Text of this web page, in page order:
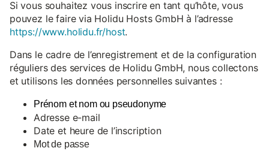
Si vous souhaitez vous inscrire en tant qu’hôte, vous
pouvez le faire via Holidu Hosts GmbH à l’adresse
https://www.holidu.fr/host.
Dans le cadre de l’enregistrement et de la configuration
réguliers des services de Holidu GmbH, nous collectons
et utilisons les données personnelles suivantes :
Prénom et nom ou pseudonyme
Adresse e-mail
Date et heure de l’inscription
Mot de passe